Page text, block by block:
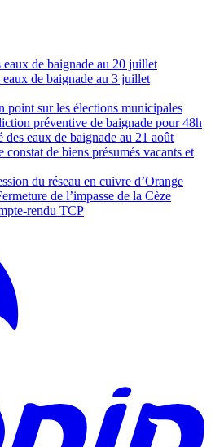
eaux de baignade au 20 juillet
eaux de baignade au 3 juillet
point sur les élections municipales
préventive de baignade pour 48h
des eaux de baignade au 21 août
constat de biens présumés vacants et
du réseau en cuivre d’Orange
de l’impasse de la Cèze
rendu TCP